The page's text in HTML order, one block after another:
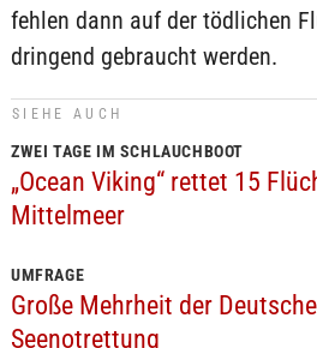
fehlen dann auf der tödlichen
dringend gebraucht werden.
SIEHE AUCH
ZWEI TAGE IM SCHLAUCHBOOT
„Ocean Viking“ rettet 15
Mittelmeer
UMFRAGE
Große Mehrheit der
Seenotrettung